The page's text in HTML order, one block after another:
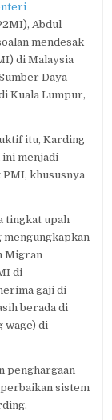
MALAYSIA,
MENTERI
P2MI
MINTA
PERSOALAN
MENDESAK
DIPERHATIKAN
Abdul
mendesak
di Malaysia
Daya
Kuala Lumpur,
itu, Karding
menjadi
PMI, khususnya
tingkat upah
Migran
di
gaji di
berada di
wage) di
penghargaan
sistem